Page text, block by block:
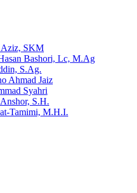
Aziz, SKM
Bashori, Lc, M.Ag
S.Ag.
Ahmad Jaiz
Syahri
S.H.
Tamimi, M.H.I.